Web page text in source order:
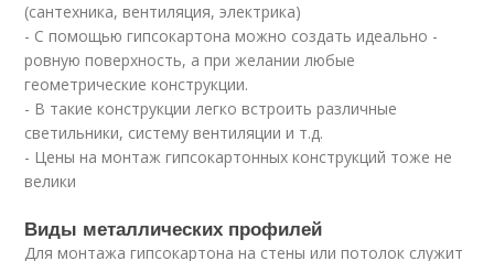
(сантехника, вентиляция, электрика)
- С помощью гипсокартона можно создать идеально -
ровную поверхность, а при желании любые
геометрические конструкции.
- В такие конструкции легко встроить различные
светильники, систему вентиляции и т.д.
- Цены на монтаж гипсокартонных конструкций тоже не
велики
Виды металлических профилей
Для монтажа гипсокартона на стены или потолок служит